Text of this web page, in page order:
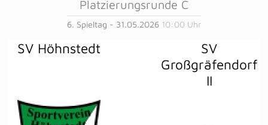
Platzierungsrunde C
6. Spieltag - 31.05.2026 10:00 Uhr
SV Höhnstedt
SV
Großgräfendorf
II